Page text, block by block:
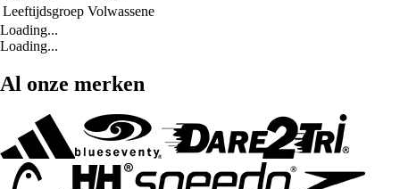
Leeftijdsgroep Volwassene
Loading...
Loading...
Al onze merken